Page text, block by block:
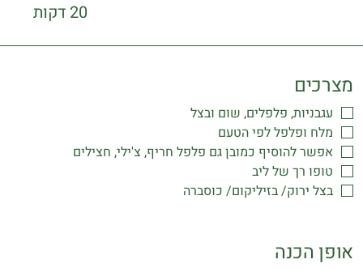
20 דקות
מצרכים
עגבניות, פלפלים, שום ובצל
מלח ופלפל לפי הטעם
אפשר להוסיף כמובן גם פלפל חריף, צ'ילי, חצילים
טופו רך של ליב
בצל ירוק/ בזיליקום/ כוסברה
אופן הכנה